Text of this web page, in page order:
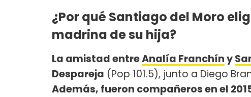
¿Por qué Santiago del Moro
madrina de su hija?
La amistad entreAnalía Franchíny
Despareja (Pop 101.5), junto a Diego
Además, fueron compañeros en el